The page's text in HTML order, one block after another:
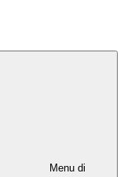
Menu di